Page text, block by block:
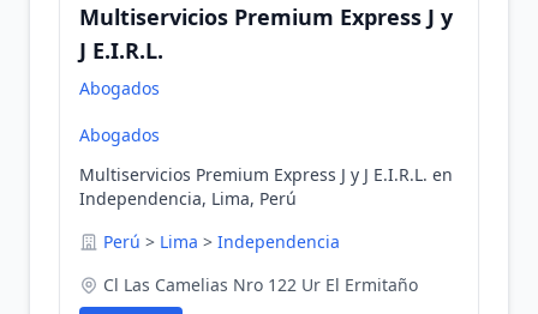
Multiservicios Premium Express J y
J E.I.R.L.
Abogados
Abogados
Multiservicios Premium Express J y J E.I.R.L. en
Independencia, Lima, Perú
Perú > Lima > Independencia
Cl Las Camelias Nro 122 Ur El Ermitaño